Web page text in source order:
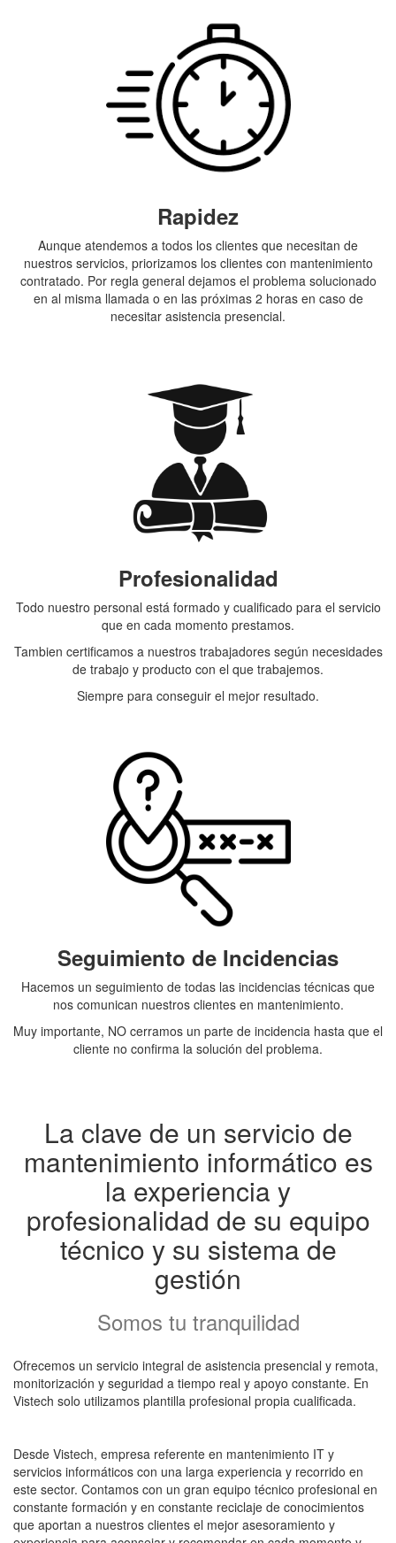
Rapidez
Aunque atendemos a todos los clientes que necesitan de
nuestros servicios, priorizamos los clientes con mantenimiento
contratado. Por regla general dejamos el problema solucionado
en al misma llamada o en las próximas 2 horas en caso de
necesitar asistencia presencial.
Profesionalidad
Todo nuestro personal está formado y cualificado para el servicio
que en cada momento prestamos.
Tambien certificamos a nuestros trabajadores según necesidades
de trabajo y producto con el que trabajemos.
Siempre para conseguir el mejor resultado.
Seguimiento de Incidencias
Hacemos un seguimiento de todas las incidencias técnicas que
nos comunican nuestros clientes en mantenimiento.
Muy importante, NO cerramos un parte de incidencia hasta que el
cliente no confirma la solución del problema.
La clave de un servicio de
mantenimiento informático es
la experiencia y
profesionalidad de su equipo
técnico y su sistema de
gestión
Somos tu tranquilidad
Ofrecemos un servicio integral de asistencia presencial y remota,
monitorización y seguridad a tiempo real y apoyo constante. En
Vistech solo utilizamos plantilla profesional propia cualificada.
Desde Vistech, empresa referente en mantenimiento IT y
servicios informáticos con una larga experiencia y recorrido en
este sector. Contamos con un gran equipo técnico profesional en
constante formación y en constante reciclaje de conocimientos
que aportan a nuestros clientes el mejor asesoramiento y